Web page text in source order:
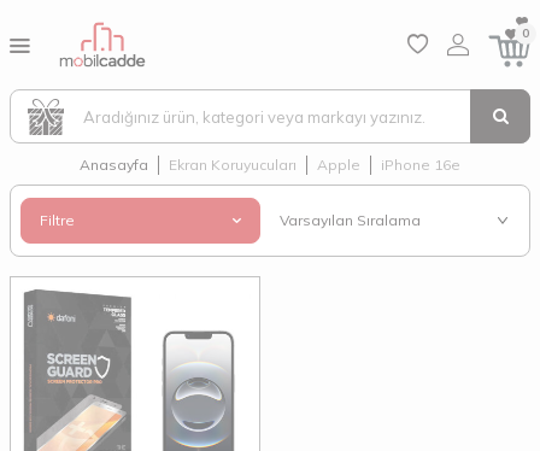
0
Anasayfa Ekran Koruyucuları Apple iPhone 16e
Filtre